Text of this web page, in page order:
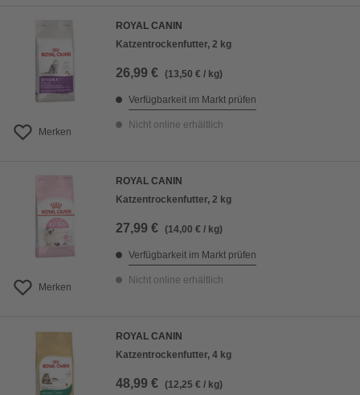
Merken
ROYAL CANIN
Katzentrockenfutter, 2 kg
26,99 € (13,50 € / kg)
Verfügbarkeit im Markt prüfen
Nicht online erhältlich
Merken
ROYAL CANIN
Katzentrockenfutter, 2 kg
27,99 € (14,00 € / kg)
Verfügbarkeit im Markt prüfen
Nicht online erhältlich
ROYAL CANIN
Katzentrockenfutter, 4 kg
48,99 € (12,25 € / kg)